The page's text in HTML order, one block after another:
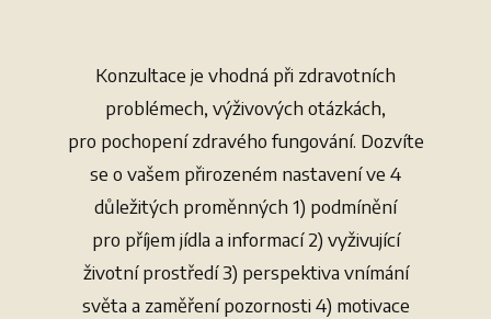
Konzultace je vhodná při zdravotních
problémech, výživových otázkách,
pro pochopení zdravého fungování. Dozvíte
se o vašem přirozeném nastavení ve 4
důležitých proměnných 1) podmínění
pro příjem jídla a informací 2) vyživující
životní prostředí 3) perspektiva vnímání
světa a zaměření pozornosti 4) motivace